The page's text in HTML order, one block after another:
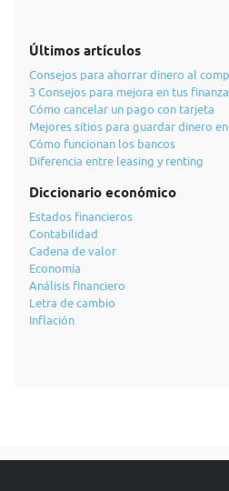
Últimos artículos
Consejos para ahorrar dinero al
3 Consejos para mejora en tus
Cómo cancelar un pago con tarjeta
Mejores sitios para guardar dinero en
Cómo funcionan los bancos
Diferencia entre leasing y renting
Diccionario económico
Estados financieros
Contabilidad
Cadena de valor
Economía
Análisis financiero
Letra de cambio
Inflación